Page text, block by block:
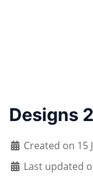
Designs
Created on 15
Last updated